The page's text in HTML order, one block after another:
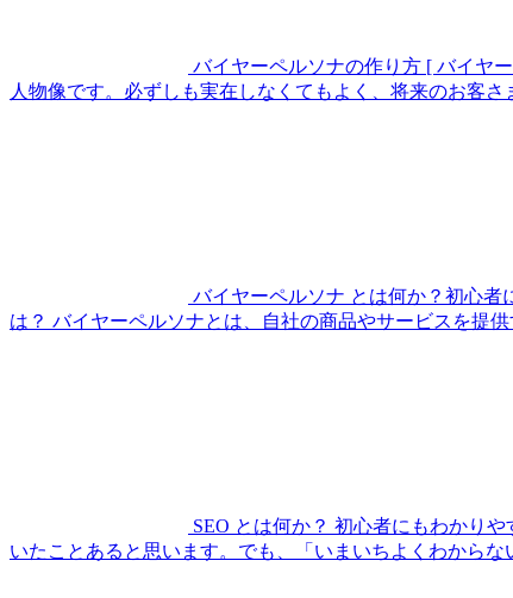
バイヤーペルソナの作り方 [ バイヤ
人物像です。必ずしも実在しなくてもよく、将来のお客
バイヤーペルソナ とは何か？初心者
は？ バイヤーペルソナとは、自社の商品やサービスを提
SEO とは何か？ 初心者にもわかりや
いたことあると思います。でも、「いまいちよくわから